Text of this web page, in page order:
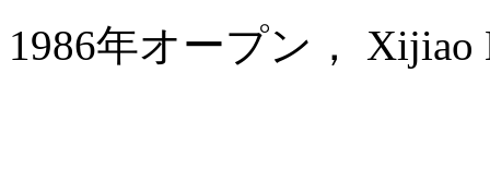
1986年オープン， Xijiao